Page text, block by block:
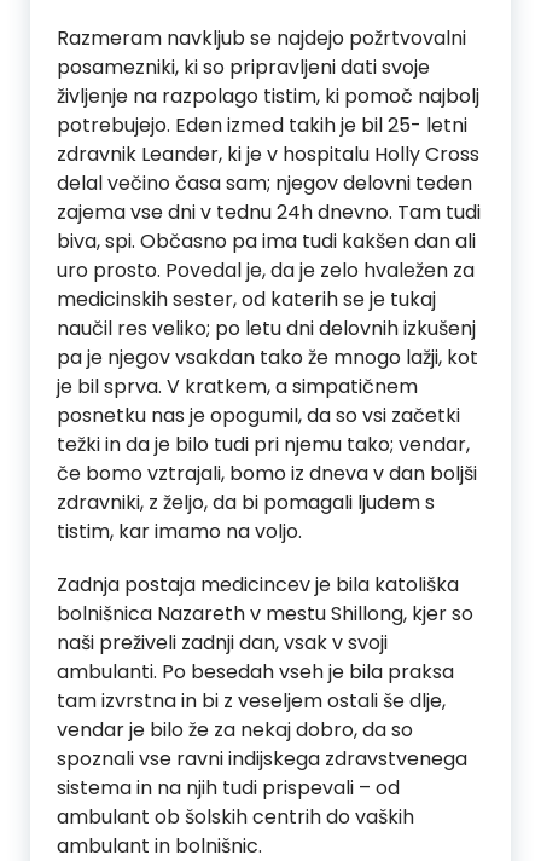
Razmeram navkljub se najdejo požrtvovalni
posamezniki, ki so pripravljeni dati svoje
življenje na razpolago tistim, ki pomoč najbolj
potrebujejo. Eden izmed takih je bil 25- letni
zdravnik Leander, ki je v hospitalu Holly Cross
delal večino časa sam; njegov delovni teden
zajema vse dni v tednu 24h dnevno. Tam tudi
biva, spi. Občasno pa ima tudi kakšen dan ali
uro prosto. Povedal je, da je zelo hvaležen za
medicinskih sester, od katerih se je tukaj
naučil res veliko; po letu dni delovnih izkušenj
pa je njegov vsakdan tako že mnogo lažji, kot
je bil sprva. V kratkem, a simpatičnem
posnetku nas je opogumil, da so vsi začetki
težki in da je bilo tudi pri njemu tako; vendar,
če bomo vztrajali, bomo iz dneva v dan boljši
zdravniki, z željo, da bi pomagali ljudem s
tistim, kar imamo na voljo.
Zadnja postaja medicincev je bila katoliška
bolnišnica Nazareth v mestu Shillong, kjer so
naši preživeli zadnji dan, vsak v svoji
ambulanti. Po besedah vseh je bila praksa
tam izvrstna in bi z veseljem ostali še dlje,
vendar je bilo že za nekaj dobro, da so
spoznali vse ravni indijskega zdravstvenega
sistema in na njih tudi prispevali – od
ambulant ob šolskih centrih do vaških
ambulant in bolnišnic.